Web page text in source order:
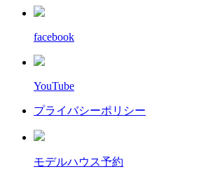
facebook
YouTube
プライバシーポリシー
モデルハウス予約